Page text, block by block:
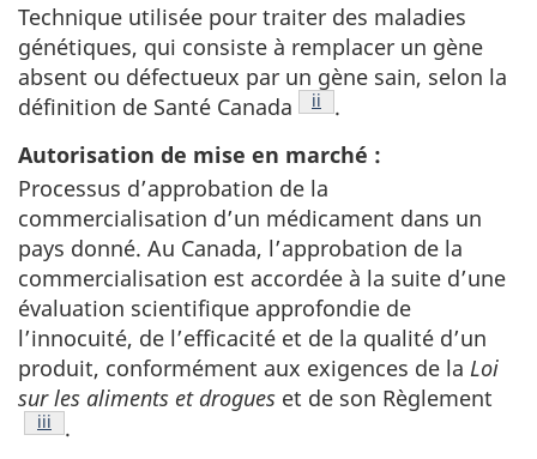
Technique utilisée pour traiter des maladies
génétiques, qui consiste à remplacer un gène
absent ou défectueux par un gène sain, selon la
définition de Santé Canada
Note de bas de page
ii
.
Autorisation de mise en marché :
Processus d’approbation de la
commercialisation d’un médicament dans un
pays donné. Au Canada, l’approbation de la
commercialisation est accordée à la suite d’une
évaluation scientifique approfondie de
l’innocuité, de l’efficacité et de la qualité d’un
produit, conformément aux exigences de la Loi
sur les aliments et drogues et de son Règlement
Note de bas de page
iii
.